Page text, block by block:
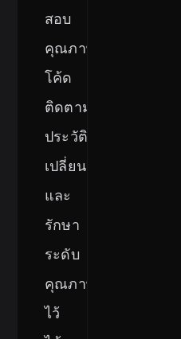
สอบ
คุณภาพ
โค้ด
ติดตาม
ประวัติการ
เปลี่ยนแปลง
และ
รักษา
ระดับ
คุณภาพ
ไว้